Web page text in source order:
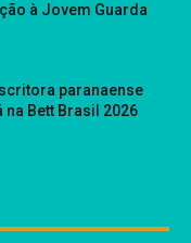
à Jovem Guarda
paranaense
na Bett Brasil 2026